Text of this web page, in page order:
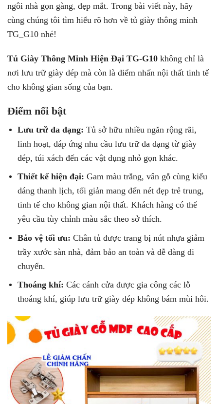
ngôi nhà gọn gàng, đẹp mắt. Trong bài viết này, hãy
cùng chúng tôi tìm hiểu rõ hơn về tủ giày thông minh
TG_G10 nhé!
Tủ Giày Thông Minh Hiện Đại TG-G10 không chỉ là
nơi lưu trữ giày dép mà còn là điểm nhấn nội thất tinh tế
cho không gian sống của bạn.
Điểm nổi bật
Lưu trữ đa dạng: Tủ sở hữu nhiều ngăn rộng rãi,
linh hoạt, đáp ứng nhu cầu lưu trữ đa dạng từ giày
dép, túi xách đến các vật dụng nhỏ gọn khác.
Thiết kế hiện đại: Gam màu trắng, vân gỗ cùng kiểu
dáng thanh lịch, tối giản mang đến nét đẹp trẻ trung,
tinh tế cho không gian nội thất. Khách hàng có thể
yêu cầu tùy chỉnh màu sắc theo sở thích.
Bảo vệ tối ưu: Chân tủ được trang bị nút nhựa giảm
trầy xước sàn nhà, đảm bảo an toàn và dễ dàng di
chuyển.
Thoáng khí: Các cánh cửa được gia công các lỗ
thoáng khí, giúp lưu trữ giày dép không bám mùi hôi.